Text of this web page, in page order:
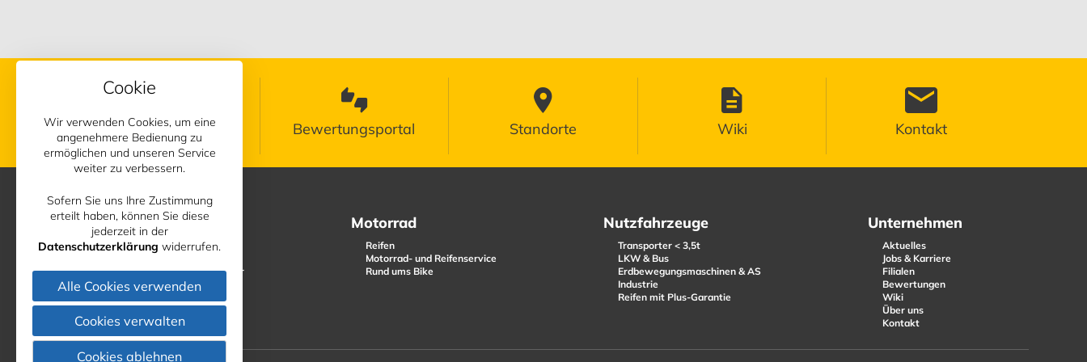
Cookie
Wir verwenden Cookies, um eine
angenehmere Bedienung zu
ermöglichen und unseren Service
weiter zu verbessern.
Sofern Sie uns Ihre Zustimmung
erteilt haben, können Sie diese
jederzeit in der
Datenschutzerklärung widerrufen.
Alle Cookies verwenden
Cookies verwalten
Cookies ablehnen
Terminvereinbarung Bewertungsportal Standorte Wiki Kontakt
PKW
KFZ-Service
Leasing & Fleetpartner
Flotten und Fuhrpark
Motorrad
Reifen
Motorrad- und Reifenservice
Rund ums Bike
Nutzfahrzeuge
Transporter < 3,5t
LKW & Bus
Erdbewegungsmaschinen & AS
Industrie
Reifen mit Plus-Garantie
Unternehmen
Aktuelles
Jobs & Karriere
Filialen
Bewertungen
Wiki
Über uns
Kontakt